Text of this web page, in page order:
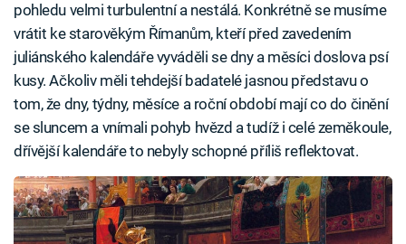
pohledu velmi turbulentní a nestálá. Konkrétně se musíme
vrátit ke starověkým Římanům, kteří před zavedením
juliánského kalendáře vyváděli se dny a měsíci doslova psí
kusy. Ačkoliv měli tehdejší badatelé jasnou představu o
tom, že dny, týdny, měsíce a roční období mají co do činění
se sluncem a vnímali pohyb hvězd a tudíž i celé zeměkoule,
dřívější kalendáře to nebyly schopné příliš reflektovat.